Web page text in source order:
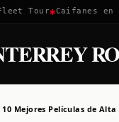
Tour✱Caifanes en
10 Mejores Películas de